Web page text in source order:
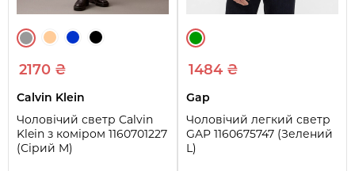
2170 ₴
Calvin Klein
Чоловічий светр Calvin
Klein з коміром 1160701227
(Сірий M)
1484 ₴
Gap
Чоловічий легкий светр
GAP 1160675747 (Зелений
L)